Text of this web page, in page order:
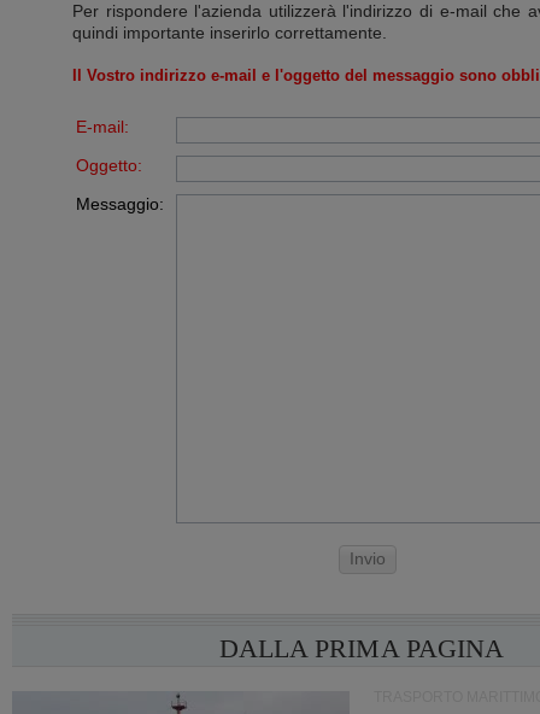
Per rispondere l'azienda utilizzerà l'indirizzo di e-mail che
quindi importante inserirlo correttamente.
Il Vostro indirizzo e-mail e l'oggetto del messaggio sono
E-mail:
Oggetto:
Messaggio:
Invio
DALLA PRIMA PAGINA